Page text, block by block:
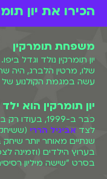
הכירו את יון
משפחת תומרקין
יון תומרקין נולד וגדל
שלו, מרטין הלברג, היה
עשה במגמת הקולנוע של
יון תומרקין הוא
לצד אביגיל הררי (ששיחקה לצידו
שנתיים מאוחר יותר
בסרט "שישה מיליון